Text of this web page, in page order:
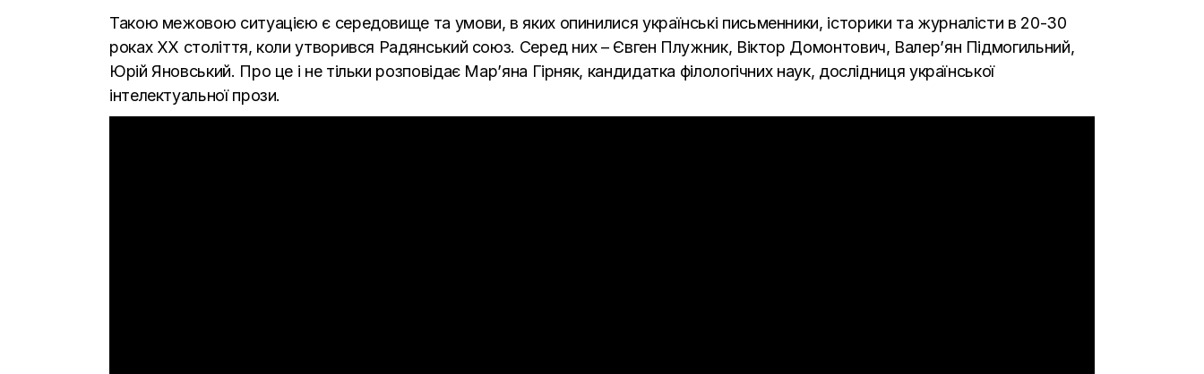
Такою межовою ситуацією є середовище та умови, в яких опинилися українські письменники, історики та журналісти в 20-30
роках ХХ століття, коли утворився Радянський союз. Серед них – Євген Плужник, Віктор Домонтович, Валер’ян Підмогильний,
Юрій Яновський. Про це і не тільки розповідає Мар’яна Гірняк, кандидатка філологічних наук, дослідниця української
інтелектуальної прози.